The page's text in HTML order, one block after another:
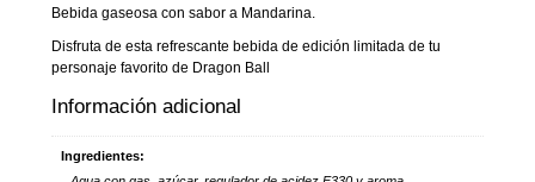
Bebida gaseosa con sabor a Mandarina.
Disfruta de esta refrescante bebida de edición limitada de tu
personaje favorito de Dragon Ball
Información adicional
Ingredientes: